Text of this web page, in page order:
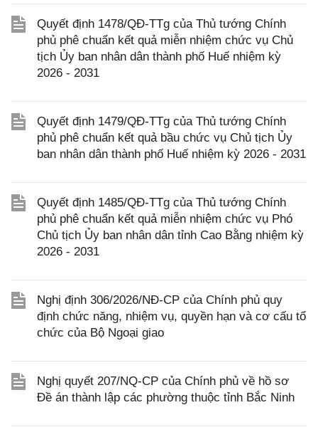
Quyết định 1478/QĐ-TTg của Thủ tướng Chính
phủ phê chuẩn kết quả miễn nhiệm chức vụ Chủ
tịch Ủy ban nhân dân thành phố Huế nhiệm kỳ
2026 - 2031
Quyết định 1479/QĐ-TTg của Thủ tướng Chính
phủ phê chuẩn kết quả bầu chức vụ Chủ tịch Ủy
ban nhân dân thành phố Huế nhiệm kỳ 2026 - 2031
Quyết định 1485/QĐ-TTg của Thủ tướng Chính
phủ phê chuẩn kết quả miễn nhiệm chức vụ Phó
Chủ tịch Ủy ban nhân dân tỉnh Cao Bằng nhiệm kỳ
2026 - 2031
Nghị định 306/2026/NĐ-CP của Chính phủ quy
định chức năng, nhiệm vụ, quyền hạn và cơ cấu tổ
chức của Bộ Ngoại giao
Nghị quyết 207/NQ-CP của Chính phủ về hồ sơ
Đề án thành lập các phường thuộc tỉnh Bắc Ninh